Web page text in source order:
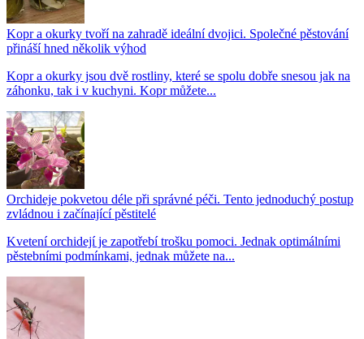
Kopr a okurky tvoří na zahradě ideální dvojici. Společné pěstování
přináší hned několik výhod
Kopr a okurky jsou dvě rostliny, které se spolu dobře snesou jak na
záhonku, tak i v kuchyni. Kopr můžete...
Orchideje pokvetou déle při správné péči. Tento jednoduchý postup
zvládnou i začínající pěstitelé
Kvetení orchidejí je zapotřebí trošku pomoci. Jednak optimálními
pěstebními podmínkami, jednak můžete na...